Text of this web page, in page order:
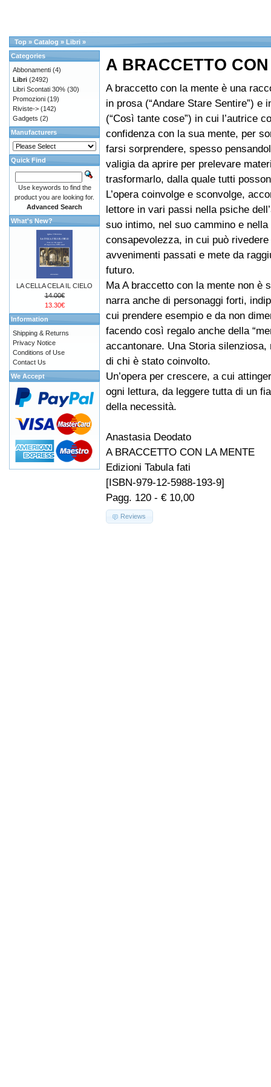
Top » Catalog » Libri »
A BRACCETTO
A braccetto con la mente è una
in prosa (“Andare Stare Sentire”) e
(“Così tante cose”) in cui l’autrice
confidenza con la sua mente, per
farsi sorprendere, spesso
valigia da aprire per prelevare
trasformarlo, dalla quale tutti
L’opera coinvolge e sconvolge,
lettore in vari passi nella psiche
suo intimo, nel suo cammino e nella
consapevolezza, in cui può
avvenimenti passati e mete da
futuro.
Ma A braccetto con la mente non è
narra anche di personaggi forti,
cui prendere esempio e da non
facendo così regalo anche della
accantonare. Una Storia
di chi è stato coinvolto.
Un’opera per crescere, a cui
ogni lettura, da leggere tutta di un
della necessità.
Anastasia Deodato
A BRACCETTO CON LA MENTE
Edizioni Tabula fati
[ISBN-979-12-5988-193-9]
Pagg. 120 - € 10,00
Reviews
Categories
Abbonamenti (4)
Libri (2492)
Libri Scontati 30% (30)
Promozioni (19)
Riviste-> (142)
Gadgets (2)
Manufacturers
Quick Find
Use keywords to find the
product you are looking for.
Advanced Search
What's New?
LA CELLA CELA IL CIELO
14.00€
13.30€
Information
Shipping & Returns
Privacy Notice
Conditions of Use
Contact Us
We Accept